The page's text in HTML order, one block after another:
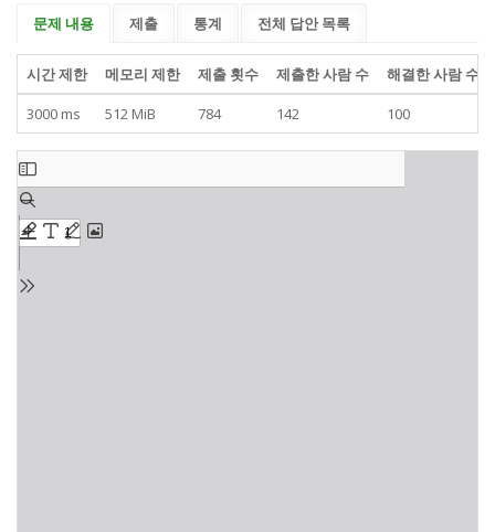
문제 내용 제출 통계 전체 답안 목록
시간 제한 메모리 제한 제출 횟수 제출한 사람 수
해결한 사람 수
3000 ms
512 MiB 784 142 100